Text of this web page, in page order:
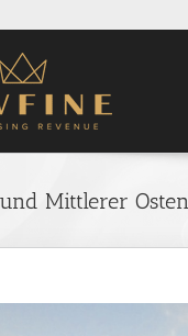
Mittlerer Osten